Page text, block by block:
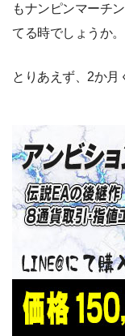
もナンピンマーチ
てる時でしょうか。
とりあえず、2か月